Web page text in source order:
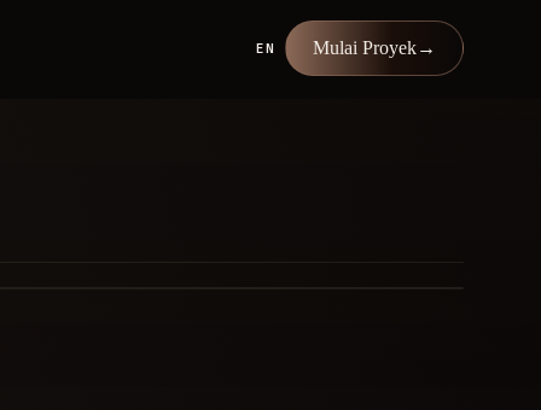
EN Mulai Proyek→